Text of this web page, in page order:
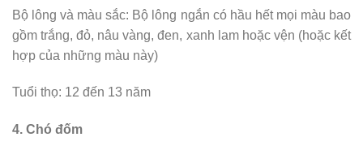
Bộ lông và màu sắc: Bộ lông ngắn có hầu hết mọi màu bao
gồm trắng, đỏ, nâu vàng, đen, xanh lam hoặc vện (hoặc kết
hợp của những màu này)
Tuổi thọ: 12 đến 13 năm
4. Chó đốm